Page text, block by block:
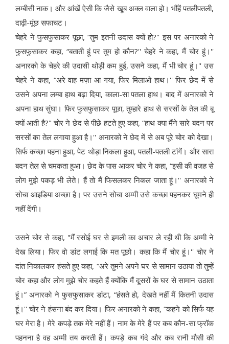
लम्बीसी नाक। और आंखें ऐसी कि जैसे खूब अक्ल वाला हो। भौंहें पतलीपतली,
दाढ़ी-मूंछ सफाचट।
चेहरे ने फुसफुसाकर पूछा, “तुम इतनी उदास क्यों हो?'' इस पर अनारको ने
फुसफुसाकर कहा, “बताती हूं पर तुम हो कौन?'' चेहरे ने कहा, मैं चोर हूं।''
अनारको के चेहरे की उदासी थोड़ी कम हुई, उसने कहा, मैं भी चोर हूं।'' उस
चेहरे ने कहा, “अरे वाह मज़ा आ गया, फिर मिलाओ हाथ।'' फिर छेद में से
उसने अपना लम्बा हाथ बढ़ा दिया, काला-सा पतला हाथ। बाद में अनारको ने
अपना हाथ सुंघा। फिर फुसफुसाकर पूछा, तुम्हारे हाथ से सरसों के तेल की बू
क्यों आती है?" चोर ने छेद से पीछे हटते हुए कहा, “हाथ क्या मैंने सारे बदन पर
सरसों का तेल लगाया हुआ है।'' अनारको ने छेद में से अब पूरे चोर को देखा।
सिर्फ कच्छा पहना हुआ, पेट थोड़ा निकला हुआ, पतली-पतली टांगें। और सारा
बदन तेल से चमकता हुआ। छेद के पास आकर चोर ने कहा, “इसी की वजह से
लोग मुझे पकड़ भी लेते। हैं तो मैं फिसलकर निकल जाता हूं।'' अनारको ने
सोचा आइडिया अच्छा है। पर उसने सोचा अम्मी उसे कच्छा पहनकर घूमने ही
नहीं देंगी।
उसने चोर से कहा, "मैं रसोई घर से इमली का अचार ले रही थी कि अम्मी ने
देख लिया। फिर वो डांट लगाई कि मत पूछो। कहा कि मैं चोर हूं।'' चोर ने
दांत निकालकर हंसते हुए कहा, “अरे तुमने अपने घर से सामान उठाया तो तुम्हें
चोर कहा और लोग मुझे चोर कहते हैं क्योंकि मैं दूसरों के घर से सामान उठाता
हूं।” अनारको ने फुसफुसाकर डांटा, “हंसते हो, देखते नहीं मैं कितनी उदास
हूं।'' चोर ने हंसना बंद कर दिया। फिर अनारको ने कहा, “कहने को सिर्फ यह
घर मेरा है। मेरे कपड़े तक मेरे नहीं हैं। नाम के मेरे हैं पर कब कौन-सा फ्रॉक
पहनना है वह अम्मी तय करती हैं। कपड़े कब गंदे और कब रानी मौसी की